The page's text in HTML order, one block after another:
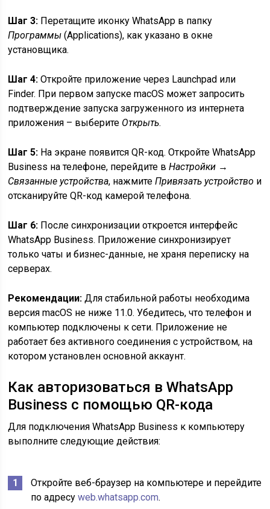
Шаг 3: Перетащите иконку WhatsApp в папку
Программы (Applications), как указано в окне
установщика.
Шаг 4: Откройте приложение через Launchpad или
Finder. При первом запуске macOS может запросить
подтверждение запуска загруженного из интернета
приложения – выберите Открыть.
Шаг 5: На экране появится QR-код. Откройте WhatsApp
Business на телефоне, перейдите вНастройки →
Связанные устройства, нажмитеПривязать устройство и
отсканируйте QR-код камерой телефона.
Шаг 6: После синхронизации откроется интерфейс
WhatsApp Business. Приложение синхронизирует
только чаты и бизнес-данные, не храня переписку на
серверах.
Рекомендации: Для стабильной работы необходима
версия macOS не ниже 11.0. Убедитесь, что телефон и
компьютер подключены к сети. Приложение не
работает без активного соединения с устройством, на
котором установлен основной аккаунт.
Как авторизоваться в WhatsApp
Business с помощью QR-кода
Для подключения WhatsApp Business к компьютеру
выполните следующие действия:
Откройте веб-браузер на компьютере и перейдите
по адресуweb.whatsapp.com.